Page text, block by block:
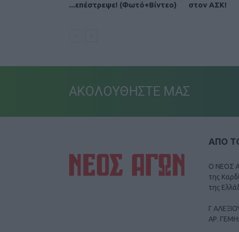
...επέστρεψε! (Φωτό+Βίντεο)
στον ΑΣΚ!
ΑΚΟΛΟΥΘΗΣΤΕ ΜΑΣ
ΑΠΟ
Ο ΝΕΟΣ
της
της
Γ
ΑΡ.